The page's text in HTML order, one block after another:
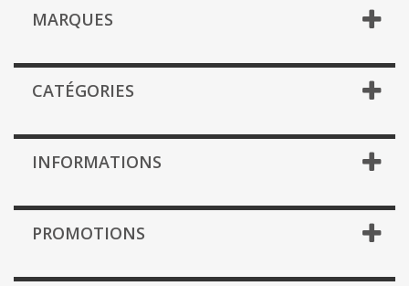
MARQUES
CATÉGORIES
INFORMATIONS
PROMOTIONS